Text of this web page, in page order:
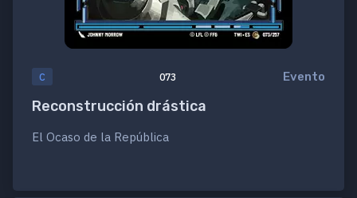
C 073 Evento
Reconstrucción drástica
El Ocaso de la República